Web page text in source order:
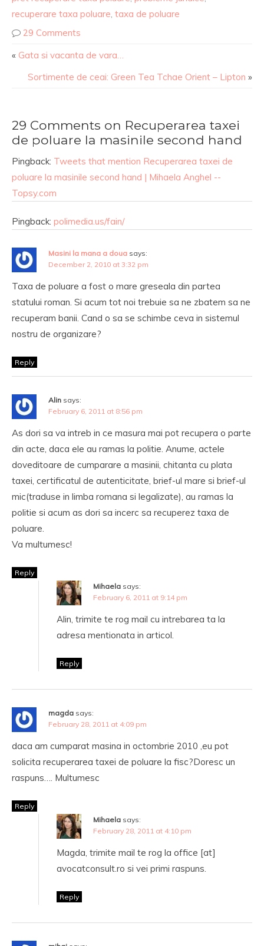
recuperare taxa poluare, taxa de poluare
29 Comments
« Gata si vacanta de vara…
Sortimente de ceai: Green Tea Tchae Orient – Lipton »
29 Comments on Recuperarea taxei
de poluare la masinile second hand
Pingback: Tweets that mention Recuperarea taxei de
poluare la masinile second hand | Mihaela Anghel --
Topsy.com
Pingback: polimedia.us/fain/
Masini la mana a doua says:
December 2, 2010 at 3:32 pm
Taxa de poluare a fost o mare greseala din partea
statului roman. Si acum tot noi trebuie sa ne zbatem sa ne
recuperam banii. Cand o sa se schimbe ceva in sistemul
nostru de organizare?
Reply
Alin says:
February 6, 2011 at 8:56 pm
As dori sa va intreb in ce masura mai pot recupera o parte
din acte, daca ele au ramas la politie. Anume, actele
doveditoare de cumparare a masinii, chitanta cu plata
taxei, certificatul de autenticitate, brief-ul mare si brief-ul
mic(traduse in limba romana si legalizate), au ramas la
politie si acum as dori sa incerc sa recuperez taxa de
poluare.
Va multumesc!
Reply
Mihaela says:
February 6, 2011 at 9:14 pm
Alin, trimite te rog mail cu intrebarea ta la
adresa mentionata in articol.
Reply
magda says:
February 28, 2011 at 4:09 pm
daca am cumparat masina in octombrie 2010 ,eu pot
solicita recuperarea taxei de poluare la fisc?Doresc un
raspuns…. Multumesc
Reply
Mihaela says:
February 28, 2011 at 4:10 pm
Magda, trimite mail te rog la office [at]
avocatconsult.ro si vei primi raspuns.
Reply